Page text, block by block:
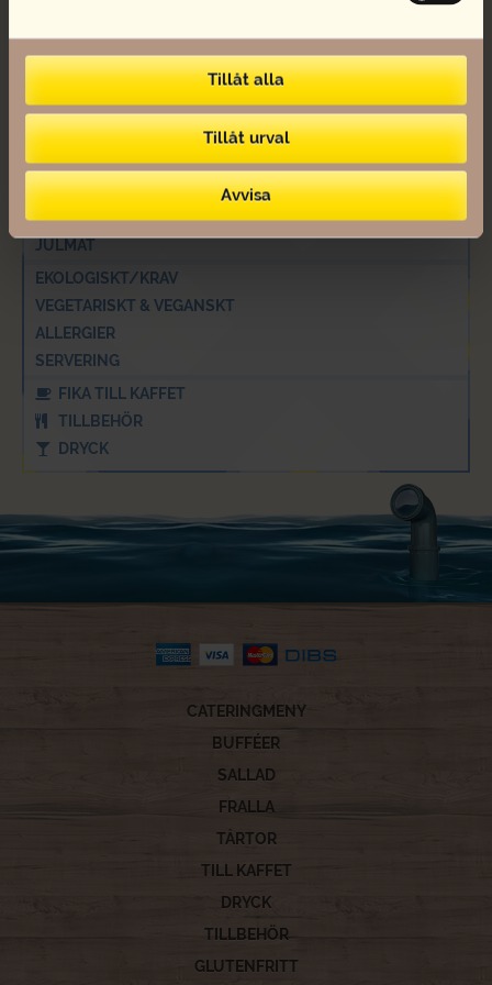
Tillåt alla
Tillåt urval
Avvisa
MINGELMAT
FRALLOR OCH FRUKOST
LUNCH OCH SALLADER
FRUKT
SEMLA
TÅRTOR
PÅSKMAT
JULMAT
EKOLOGISKT/KRAV
VEGETARISKT & VEGANSKT
ALLERGIER
SERVERING
FIKA TILL KAFFET
TILLBEHÖR
DRYCK
CATERINGMENY
BUFFÉER
SALLAD
FRALLA
TÅRTOR
TILL KAFFET
DRYCK
TILLBEHÖR
GLUTENFRITT